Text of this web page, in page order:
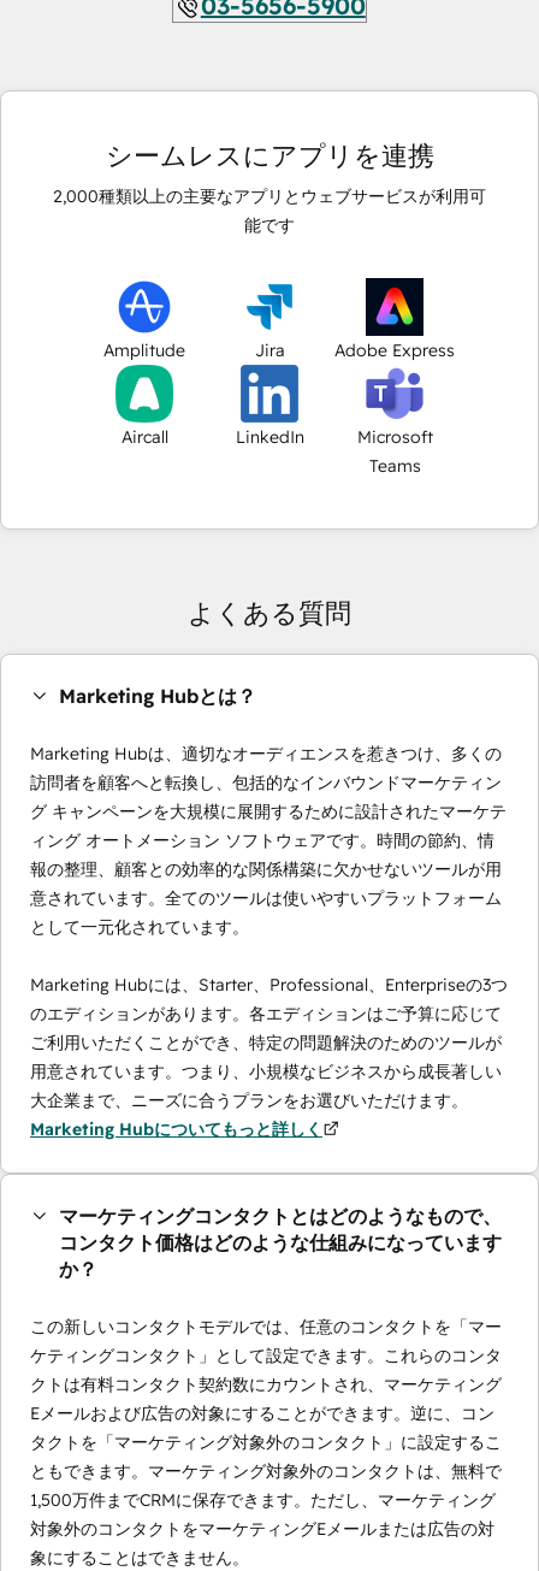
シームレスにアプリを連携
2,000種類以上の主要なアプリとウェブサービスが利用可
能です
Amplitude Jira Adobe Express
Aircall LinkedIn
Microsoft
Teams
よくある質問
Marketing Hubとは？
Marketing Hubは、適切なオーディエンスを惹きつけ、多くの
訪問者を顧客へと転換し、包括的なインバウンドマーケティン
グ キャンペーンを大規模に展開するために設計されたマーケテ
ィング オートメーション ソフトウェアです。時間の節約、情
報の整理、顧客との効率的な関係構築に欠かせないツールが用
意されています。全てのツールは使いやすいプラットフォーム
として一元化されています。
Marketing Hubには、Starter、Professional、Enterpriseの3つ
のエディションがあります。各エディションはご予算に応じて
ご利用いただくことができ、特定の問題解決のためのツールが
用意されています。つまり、小規模なビジネスから成長著しい
大企業まで、ニーズに合うプランをお選びいただけます。
Marketing Hubについてもっと詳しく
マーケティングコンタクトとはどのようなもので、
コンタクト価格はどのような仕組みになっています
か？
この新しいコンタクトモデルでは、任意のコンタクトを「マー
ケティングコンタクト」として設定できます。これらのコンタ
クトは有料コンタクト契約数にカウントされ、マーケティング
Eメールおよび広告の対象にすることができます。逆に、コン
タクトを「マーケティング対象外のコンタクト」に設定するこ
ともできます。マーケティング対象外のコンタクトは、無料で
1,500万件までCRMに保存できます。ただし、マーケティング
対象外のコンタクトをマーケティングEメールまたは広告の対
象にすることはできません。